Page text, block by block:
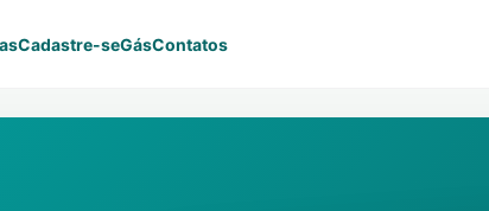
Cadastre-seGásContatos